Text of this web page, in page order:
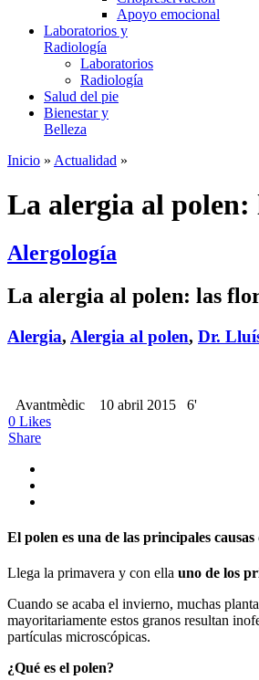
Apoyo emocional
Laboratorios y
Radiología
Laboratorios
Radiología
Salud del pie
Bienestar y
Belleza
Inicio » Actualidad »
La alergia al polen:
Alergología
La alergia al polen: las
Alergia, Alergia al polen, Dr.
Avantmèdic 10 abril 2015
6'
0 Likes
Share
El polen es una de las principales
Llega la primavera y con ella uno de los
Cuando se acaba el invierno, muchas
mayoritariamente estos granos resultan
partículas microscópicas.
¿Qué es el polen?